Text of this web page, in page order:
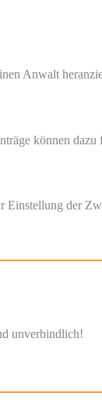
Anwalt
können dazu
der
unverbindlich!